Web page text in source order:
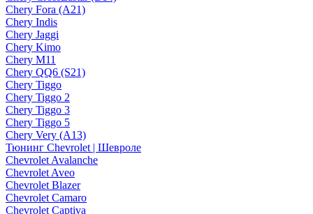
Chery Fora (A21)
Chery Indis
Chery Jaggi
Chery Kimo
Chery M11
Chery QQ6 (S21)
Chery Tiggo
Chery Tiggo 2
Chery Tiggo 3
Chery Tiggo 5
Chery Very (A13)
Тюнинг Chevrolet | Шевроле
Chevrolet Avalanche
Chevrolet Aveo
Chevrolet Blazer
Chevrolet Camaro
Chevrolet Captiva